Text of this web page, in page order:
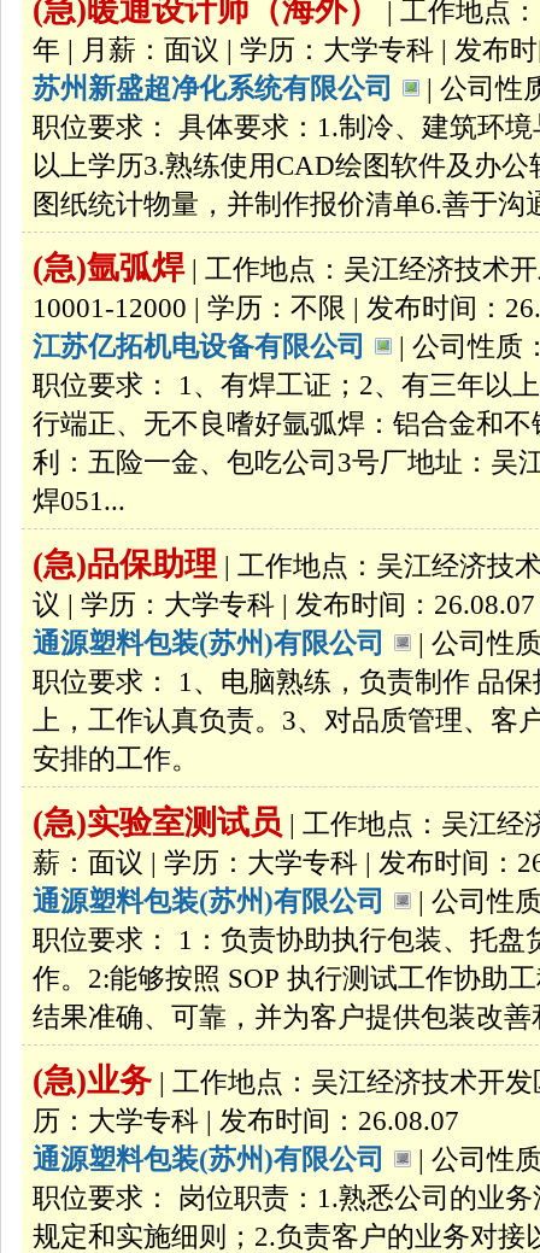
(急)暖通设计师（海外）
| 工作地点
年 | 月薪：面议 | 学历：大学专科 | 发布
苏州新盛超净化系统有限公司
| 公司性
职位要求： 具体要求：1.制冷、建筑环
以上学历3.熟练使用CAD绘图软件及办
图纸统计物量，并制作报价清单6.善于
(急)氩弧焊| 工作地点：吴江经济技术
10001-12000 | 学历：不限 | 发布时间：
江苏亿拓机电设备有限公司
| 公司性质
职位要求： 1、有焊工证；2、有三年以
行端正、无不良嗜好氩弧焊：铝合金和
利：五险一金、包吃公司3号厂地址：吴
焊051...
(急)品保助理 | 工作地点：吴江经济技
议 | 学历：大学专科 | 发布时间：26.08.07
通源塑料包装(苏州)有限公司
| 公司性
职位要求： 1、电脑熟练，负责制作 品
上，工作认真负责。3、对品质管理、客
安排的工作。
(急)实验室测试员 | 工作地点：吴江经
薪：面议 | 学历：大学专科 | 发布时间：
通源塑料包装(苏州)有限公司
| 公司性
职位要求： 1：负责协助执行包装、托
作。2:能够按照 SOP 执行测试工作协助
结果准确、可靠，并为客户提供包装改
(急)业务 | 工作地点：吴江经济技术开
历：大学专科 | 发布时间：26.08.07
通源塑料包装(苏州)有限公司
| 公司性
职位要求： 岗位职责：1.熟悉公司的业
规定和实施细则；2.负责客户的业务对